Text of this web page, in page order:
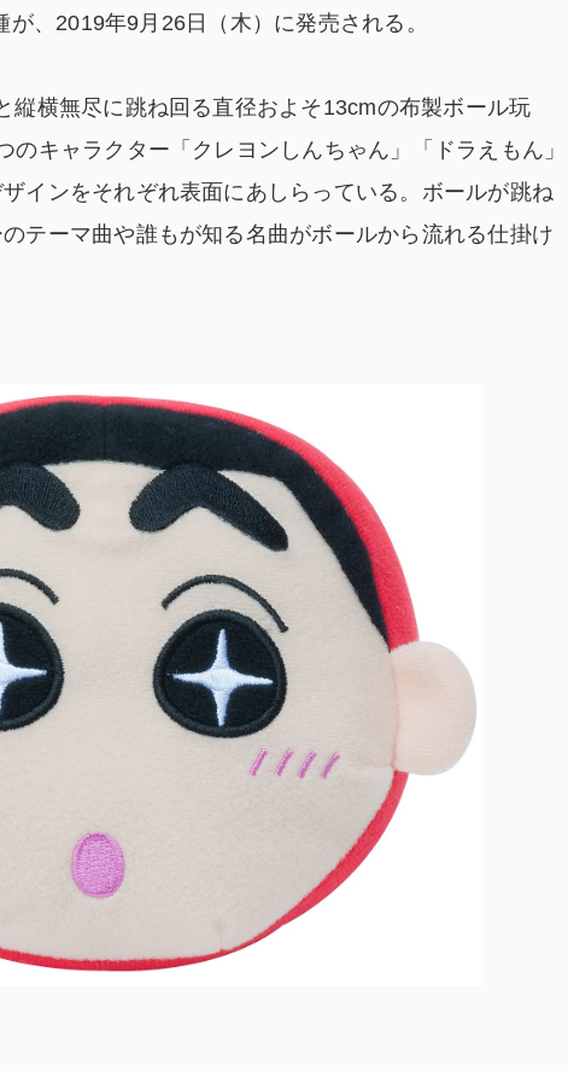
、2019年9月26日（木）に発売される。
縦横無尽に跳ね回る直径およそ13cmの布製ボール玩
キャラクター「クレヨンしんちゃん」「ドラえもん」
インをそれぞれ表面にあしらっている。ボールが跳ね
テーマ曲や誰もが知る名曲がボールから流れる仕掛け